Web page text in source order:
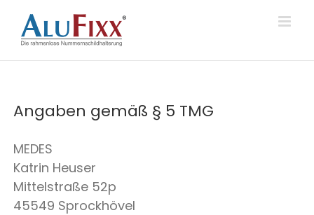
content
Angaben gemäß § 5 TMG
MEDES
Katrin Heuser
Mittelstraße 52p
45549 Sprockhövel